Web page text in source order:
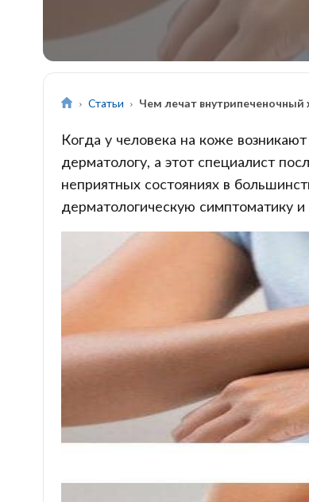
Статьи Чем лечат внутрипеченочный
Когда у человека на коже
дерматологу, а этот специалист
неприятных состояниях в
дерматологическую симптоматику